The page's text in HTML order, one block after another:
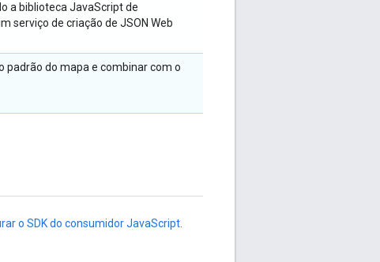
a biblioteca JavaScript de
serviço de criação de JSON Web
padrão do mapa e combinar com o
o SDK do consumidor JavaScript